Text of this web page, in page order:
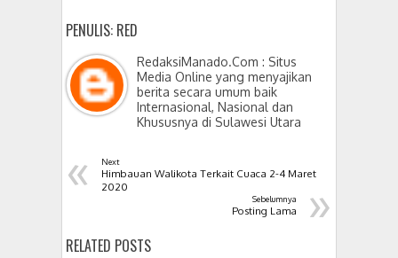
PENULIS: RED
RedaksiManado.Com : Situs
Media Online yang menyajikan
berita secara umum baik
Internasional, Nasional dan
Khususnya di Sulawesi Utara
« Next
Himbauan Walikota Terkait Cuaca 2-4 Maret
2020
»
Sebelumnya
Posting Lama
RELATED POSTS